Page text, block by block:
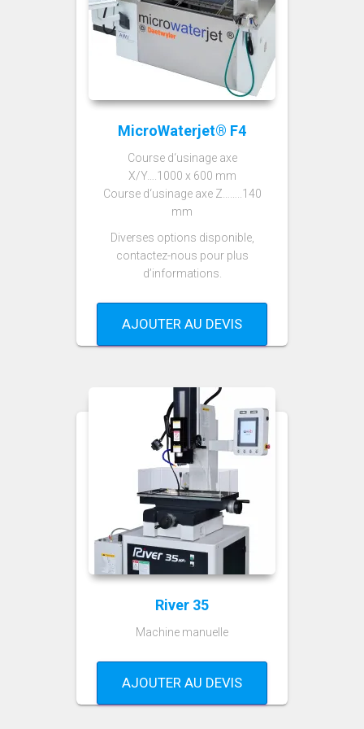
MicroWaterjet® F4
Course d‘usinage axe
X/Y….1000 x 600 mm
Course d‘usinage axe Z……..140
mm
Diverses options disponible,
contactez-nous pour plus
d’informations.
AJOUTER AU DEVIS
River 35
Machine manuelle
AJOUTER AU DEVIS